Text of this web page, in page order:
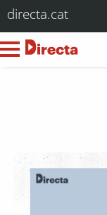
directa.cat